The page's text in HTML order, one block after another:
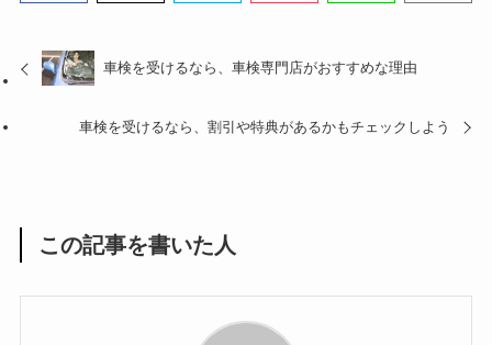
車検を受けるなら、車検専門店がおすすめな理由
車検を受けるなら、割引や特典があるかもチェックしよう
この記事を書いた人